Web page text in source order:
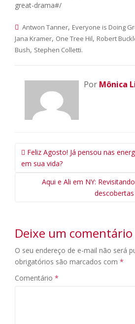
great-drama#/
Antwon Tanner, Everyone is Doing
Jana Kramer, One Tree Hil, Robert
Bush, Stephen Colletti.
Por Mônica
Navegação
da
Postagem
Feliz Agosto! Já pensou nas
em sua vida?
Aqui e Ali em NY:
descobertas
Deixe um comentário
O seu endereço de e-mail não será
obrigatórios são marcados com *
Comentário *